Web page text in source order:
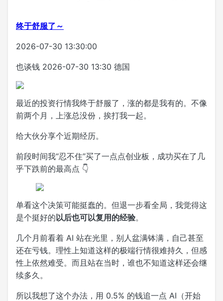
终于舒服了～
2026-07-30 13:30:00
也谈钱 2026-07-30 13:30 德国
最近的投资行情我终于舒服了，涨的都是我有的。不像
前两个月，上涨总没份，挨打我一起。
给大伙分享个近期经历。
前段时间我“忍不住”买了一点点创业板，成功买在了几
乎下跌前的最高点 👇
单看这个决策可能挺蠢的。但退一步看全局，我觉得这
是个挺好的以后也可以复用的经验。
几个月前看着 AI 站在光里，别人盆满钵满，自己甚至
还在亏钱。理性上知道这样的极端行情很难持久，但感
性上依然难受。而且站在当时，谁也不知道这样还会继
续多久。
所以我想了这个办法，用 0.5% 的钱追一点 AI（开始